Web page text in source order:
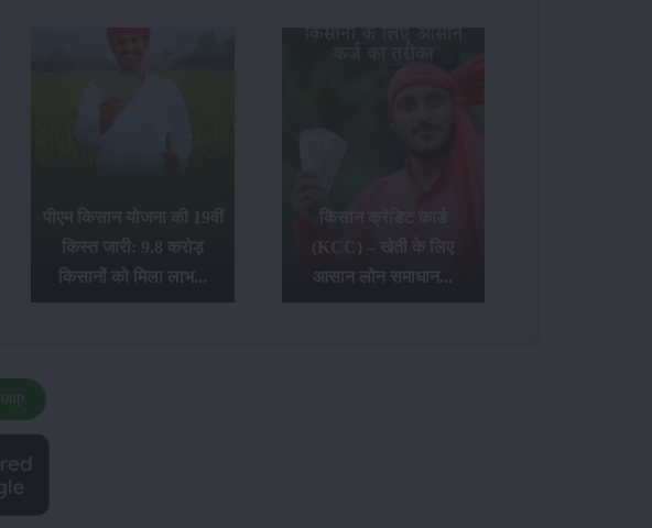
पीएम किसान योजना की 19वीं
किस्त जारी: 9.8 करोड़
किसानों को मिला लाभ...
किसान क्रेडिट कार्ड
(KCC) – खेती के लिए
आसान लोन समाधान...